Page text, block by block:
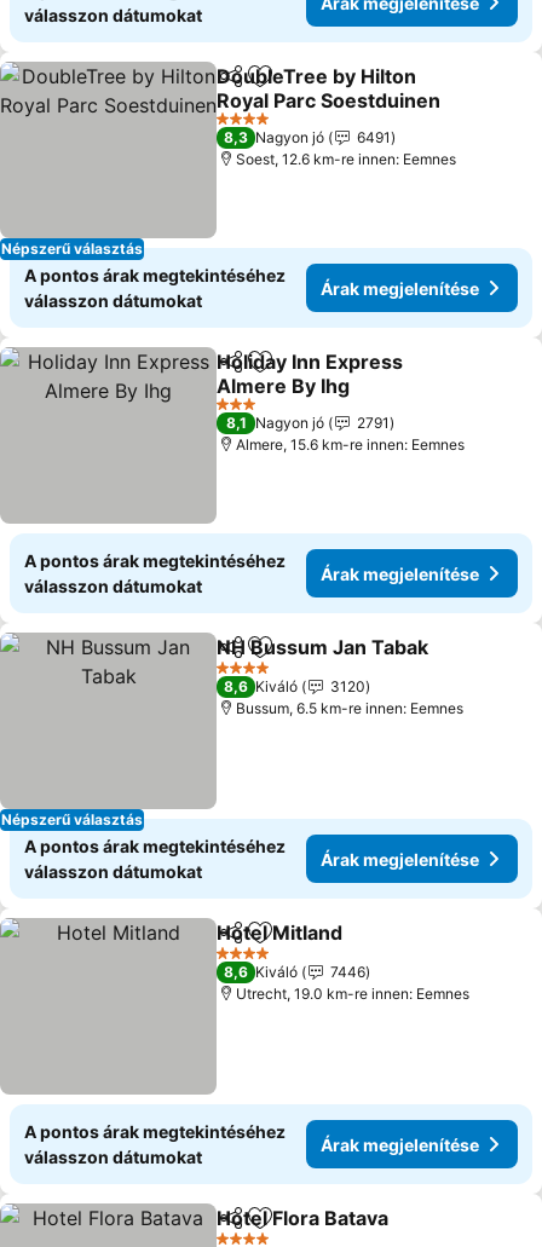
válasszon dátumokat
Népszerű választás
Megosztás
Hozzáadás a kedvencekhez
DoubleTree by Hilton
Royal Parc Soestduinen
4 Kategória
8,3 Nagyon jó
6491
Soest, 12.6 km-re innen: Eemnes
A pontos árak megtekintéséhez
válasszon dátumokat
Árak megjelenítése
Megosztás
Hozzáadás a kedvencekhez
Holiday Inn Express
Almere By Ihg
3 Kategória
8,1 Nagyon jó
2791
Almere, 15.6 km-re innen: Eemnes
A pontos árak megtekintéséhez
válasszon dátumokat
Árak megjelenítése
Népszerű választás
Megosztás
Hozzáadás a kedvencekhez
NH Bussum Jan Tabak
4 Kategória
8,6 Kiváló
3120
Bussum, 6.5 km-re innen: Eemnes
A pontos árak megtekintéséhez
válasszon dátumokat
Árak megjelenítése
Megosztás
Hozzáadás a kedvencekhez
Hotel Mitland
4 Kategória
8,6 Kiváló
7446
Utrecht, 19.0 km-re innen: Eemnes
A pontos árak megtekintéséhez
válasszon dátumokat
Árak megjelenítése
Megosztás
Hozzáadás a kedvencekhez
Hotel Flora Batava